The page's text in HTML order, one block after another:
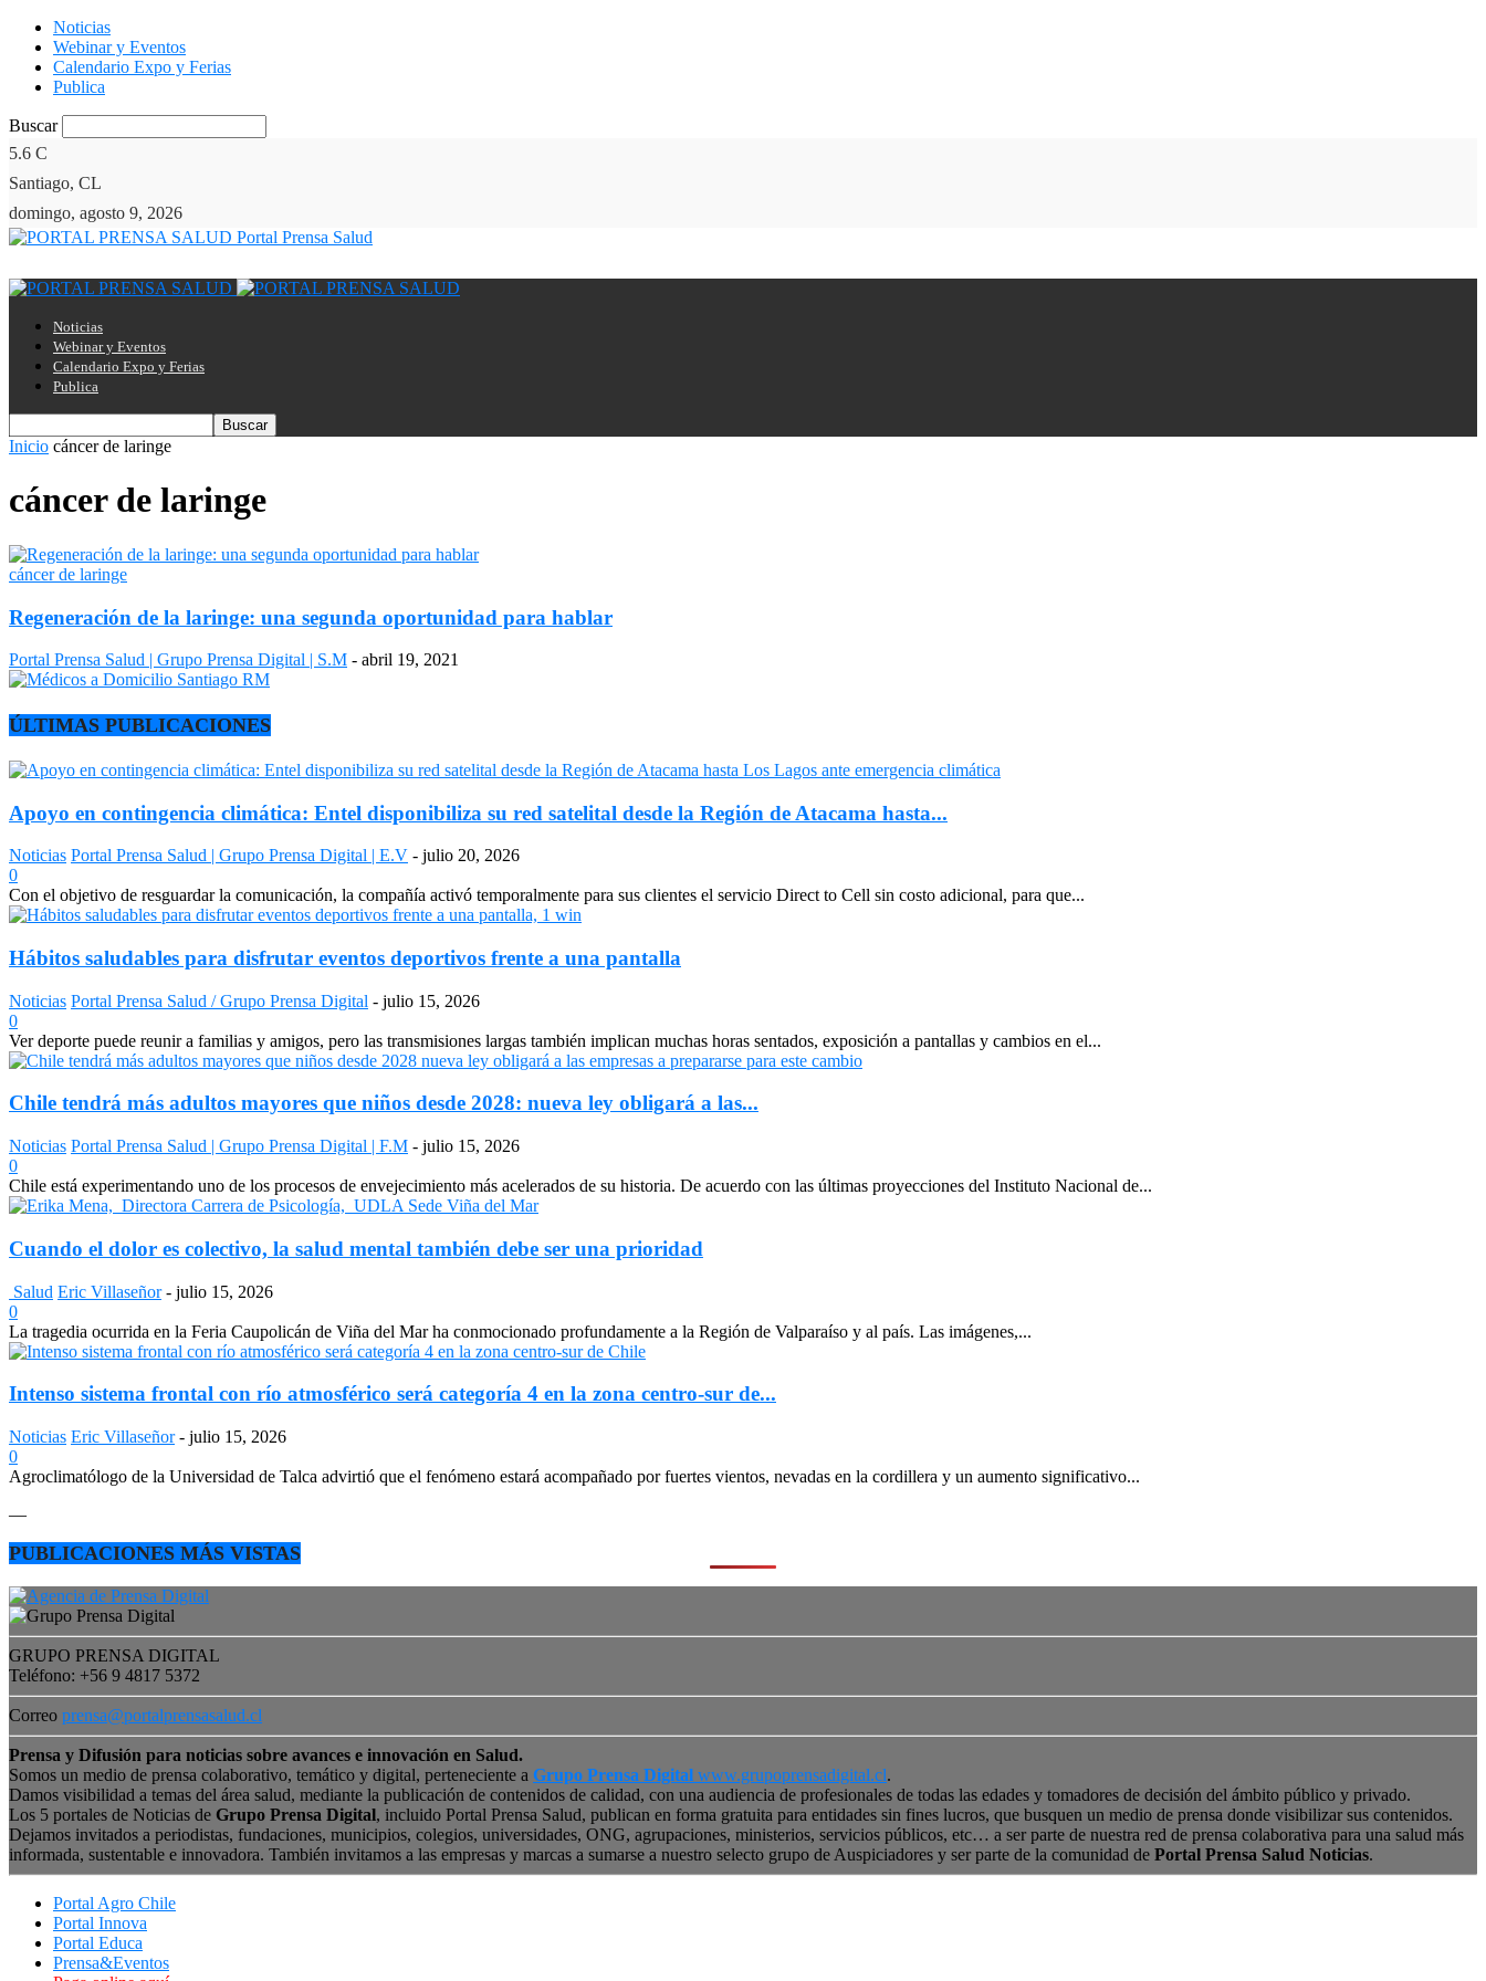
Noticias
Webinar y Eventos
Calendario Expo y Ferias
Publica
Buscar
5.6 C
Santiago, CL
domingo, agosto 9, 2026
Portal Prensa Salud
Noticias
Webinar y Eventos
Calendario Expo y Ferias
Publica
Inicio cáncer de laringe
cáncer de laringe
cáncer de laringe
Regeneración de la laringe: una segunda oportunidad para hablar
Portal Prensa Salud | Grupo Prensa Digital | S.M - abril 19, 2021
ÚLTIMAS PUBLICACIONES
Apoyo en contingencia climática: Entel disponibiliza su red satelital desde la Región de Atacama hasta...
Noticias Portal Prensa Salud | Grupo Prensa Digital | E.V - julio 20, 2026
0
Con el objetivo de resguardar la comunicación, la compañía activó temporalmente para sus clientes el servicio Direct to Cell sin costo adicional, para que...
Hábitos saludables para disfrutar eventos deportivos frente a una pantalla
Noticias Portal Prensa Salud / Grupo Prensa Digital - julio 15, 2026
0
Ver deporte puede reunir a familias y amigos, pero las transmisiones largas también implican muchas horas sentados, exposición a pantallas y cambios en el...
Chile tendrá más adultos mayores que niños desde 2028: nueva ley obligará a las...
Noticias Portal Prensa Salud | Grupo Prensa Digital | F.M - julio 15, 2026
0
Chile está experimentando uno de los procesos de envejecimiento más acelerados de su historia. De acuerdo con las últimas proyecciones del Instituto Nacional de...
Cuando el dolor es colectivo, la salud mental también debe ser una prioridad
Salud Eric Villaseñor - julio 15, 2026
0
La tragedia ocurrida en la Feria Caupolicán de Viña del Mar ha conmocionado profundamente a la Región de Valparaíso y al país. Las imágenes,...
Intenso sistema frontal con río atmosférico será categoría 4 en la zona centro-sur de...
Noticias Eric Villaseñor - julio 15, 2026
0
Agroclimatólogo de la Universidad de Talca advirtió que el fenómeno estará acompañado por fuertes vientos, nevadas en la cordillera y un aumento significativo...
—
PUBLICACIONES MÁS VISTAS
GRUPO PRENSA DIGITAL
Teléfono: +56 9 4817 5372
Correo prensa@portalprensasalud.cl
Prensa y Difusión para noticias sobre avances e innovación en Salud.
Somos un medio de prensa colaborativo, temático y digital, perteneciente a Grupo Prensa Digital www.grupoprensadigital.cl.
Damos visibilidad a temas del área salud, mediante la publicación de contenidos de calidad, con una audiencia de profesionales de todas las edades y tomadores de decisión del ámbito público y privado.
Los 5 portales de Noticias de Grupo Prensa Digital, incluido Portal Prensa Salud, publican en forma gratuita para entidades sin fines lucros, que busquen un medio de prensa donde visibilizar sus contenidos.
Dejamos invitados a periodistas, fundaciones, municipios, colegios, universidades, ONG, agrupaciones, ministerios, servicios públicos, etc… a ser parte de nuestra red de prensa colaborativa para una salud más
informada, sustentable e innovadora. También invitamos a las empresas y marcas a sumarse a nuestro selecto grupo de Auspiciadores y ser parte de la comunidad de Portal Prensa Salud Noticias.
Portal Agro Chile
Portal Innova
Portal Educa
Prensa&Eventos